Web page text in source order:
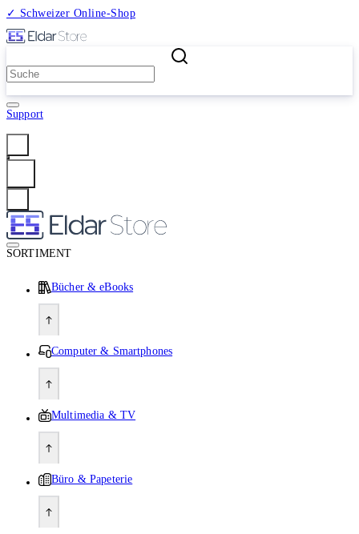
✓ Schweizer Online-Shop
Support
SORTIMENT
Bücher & eBooks
Computer & Smartphones
Multimedia & TV
Büro & Papeterie